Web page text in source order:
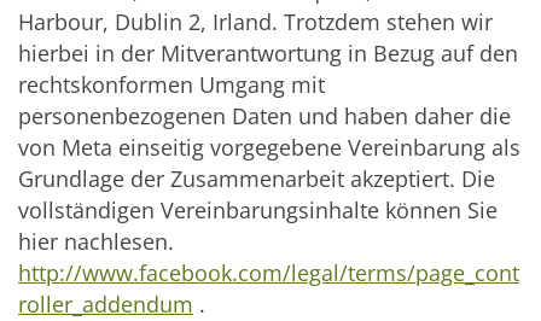
Harbour, Dublin 2, Irland. Trotzdem stehen wir
hierbei in der Mitverantwortung in Bezug auf den
rechtskonformen Umgang mit
personenbezogenen Daten und haben daher die
von Meta einseitig vorgegebene Vereinbarung als
Grundlage der Zusammenarbeit akzeptiert. Die
vollständigen Vereinbarungsinhalte können Sie
hier nachlesen.
http://www.facebook.com/legal/terms/page_cont
roller_addendum .